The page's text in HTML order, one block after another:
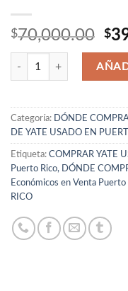
$70,000.00 El
$
Cantidad
Categoría:
DÓNDE
DE YATE USADO EN
Etiqueta: COMPRAR YATE
Puerto Rico, DÓNDE
Económicos en Venta
RICO